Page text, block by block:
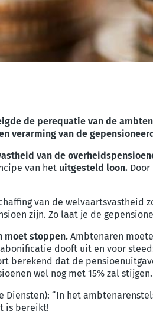
de perequatie van de
verarming van de
van de
van het uitgesteld loon.
van de
zijn. Zo laat je de
moet stoppen. Ambtenaren
dooft uit en voor
berekend dat de
wel nog met 15% zal stijgen.
Diensten): “In het
is bereikt!